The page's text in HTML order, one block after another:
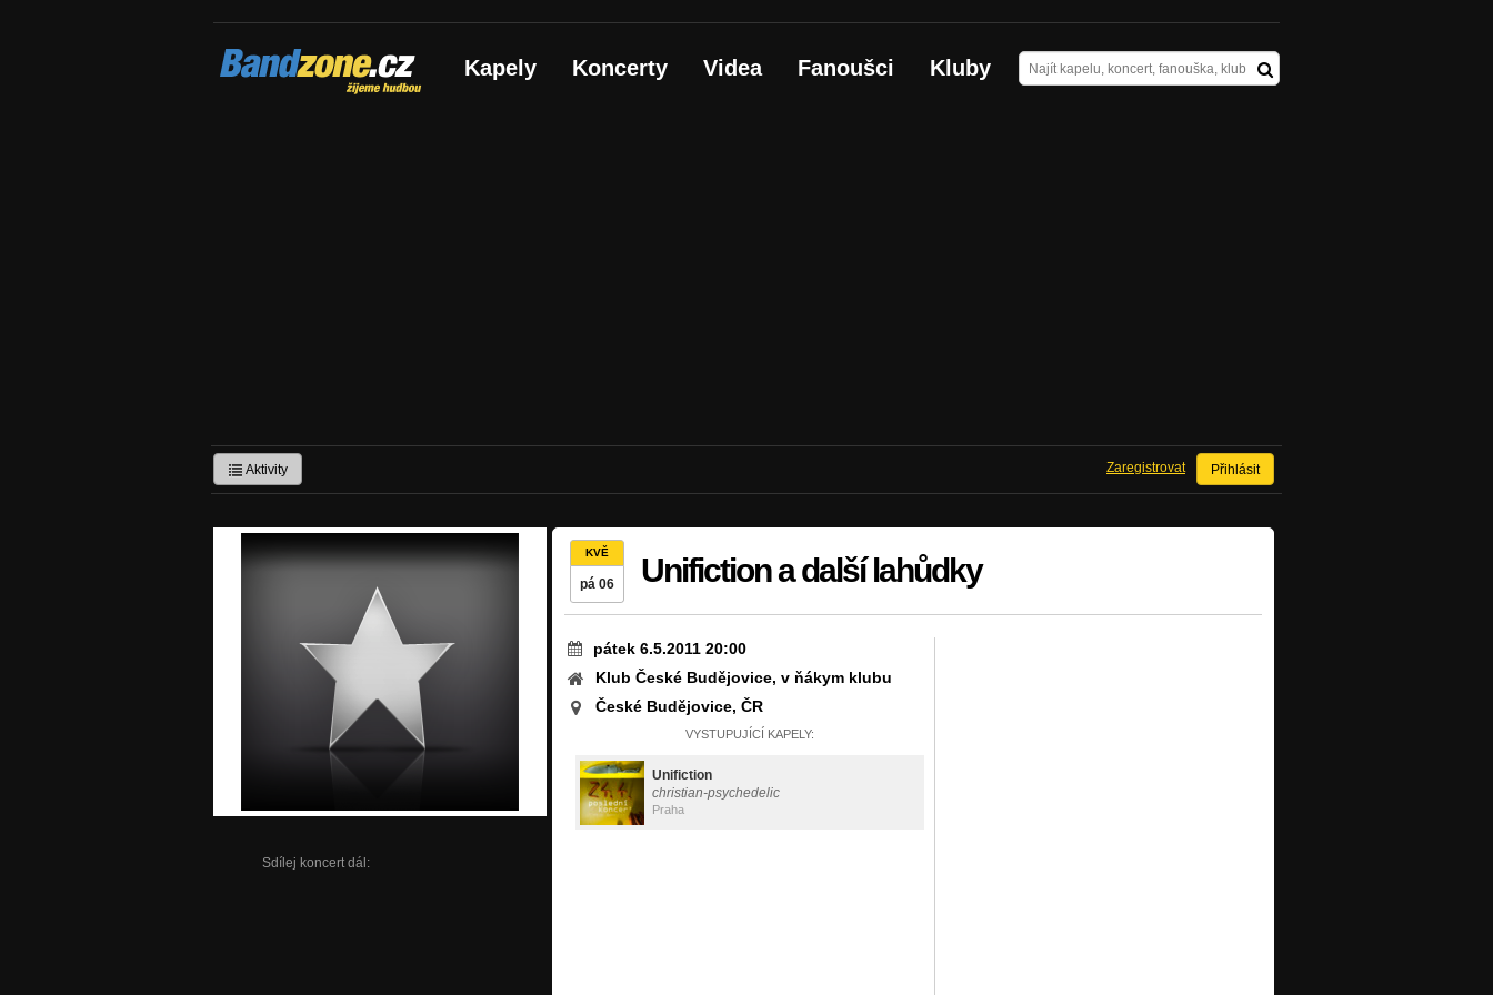
Bandzone.cz
žijeme hudbou Kapely Koncerty Videa Fanoušci Kluby
Aktivity Přihlásit
Zaregistrovat
Sdílej koncert dál:
KVĚ
pá 06 Unifiction a další lahůdky
pátek 6.5.2011 20:00
Klub České Budějovice, v ňákym klubu
České Budějovice, ČR
VYSTUPUJÍCÍ KAPELY:
Unifiction
christian-psychedelic
Praha